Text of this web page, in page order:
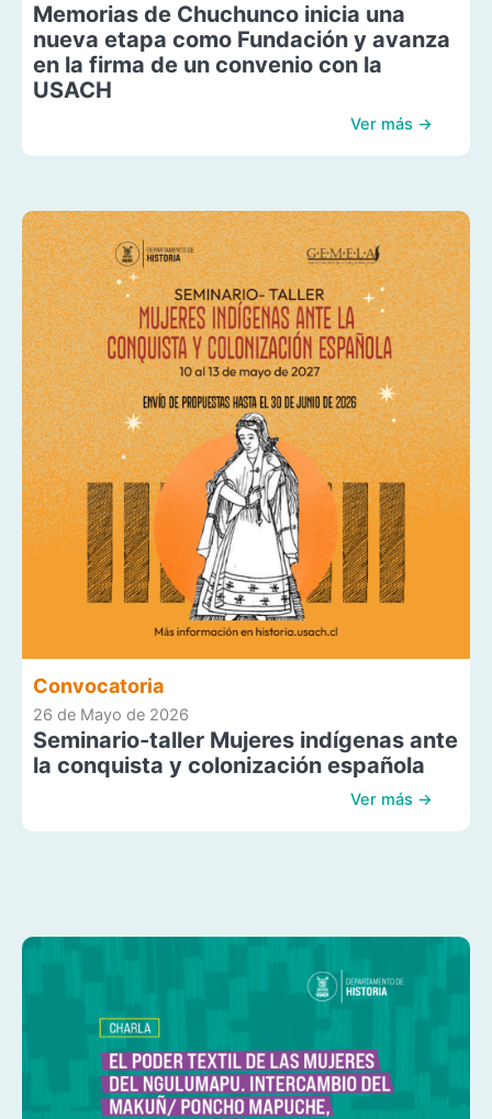
Memorias de Chuchunco inicia una
nueva etapa como Fundación y avanza
en la firma de un convenio con la
USACH
Ver más →
Convocatoria
26 de Mayo de 2026
Seminario-taller Mujeres indígenas ante
la conquista y colonización española
Ver más →